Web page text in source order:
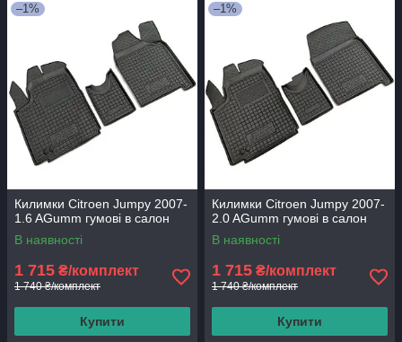
–1%
Килимки Citroen Jumpy 2007-
1.6 AGumm гумові в салон
В наявності
1 715 ₴/комплект
1 740 ₴/комплект
Купити
–1%
Килимки Citroen Jumpy 2007-
2.0 AGumm гумові в салон
В наявності
1 715 ₴/комплект
1 740 ₴/комплект
Купити